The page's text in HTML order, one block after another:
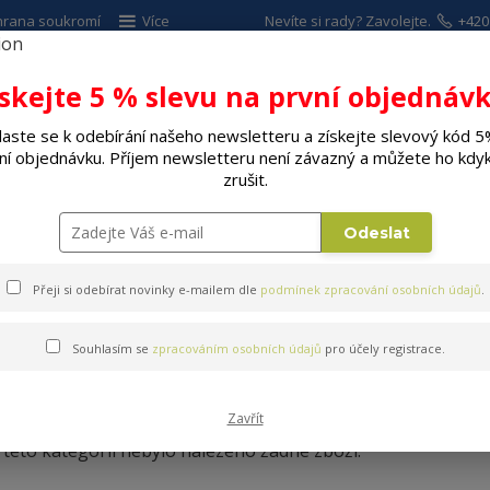
soukromí Více
Hledat
Nevíte si rady? Zavolejte.
SPOTŘEBIČE ELEKTRO DÍLNA A
této kategorii nebylo nalezeno žádné zboží.
5 % slevu na první
se k odebírání našeho newsletteru a získejte slevový kód
objednávku. Příjem newsletteru není závazný a můžete ho
zrušit.
Odeslat
Přeji si odebírat novinky e-mailem dle podmínek zpracování osobních údajů.
Souhlasím se zpracováním osobních údajů pro účely registrace.
Zavřít